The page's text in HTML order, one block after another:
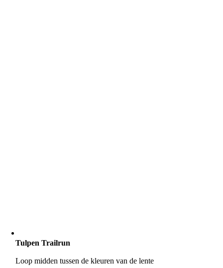
Tulpen Trailrun
Loop midden tussen de kleuren van de lente